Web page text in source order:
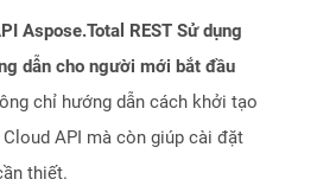
Aspose.Total REST Sử dụng
dẫn cho người mới bắt đầu
chỉ hướng dẫn cách khởi tạo
API mà còn giúp cài đặt
thiết.